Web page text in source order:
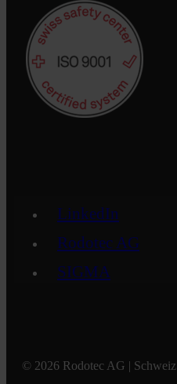
LinkedIn
Rodotec AG
SIGMA
© 2026 Rodotec AG | Schweiz